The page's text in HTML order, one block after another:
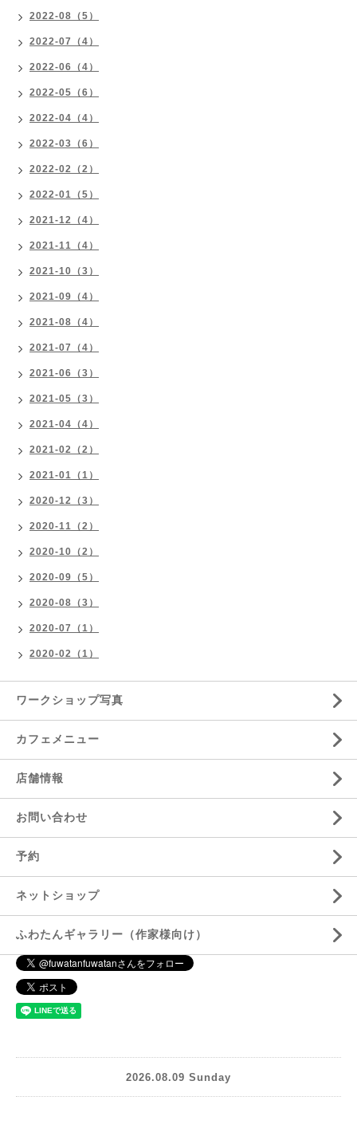
2022-08（5）
2022-07（4）
2022-06（4）
2022-05（6）
2022-04（4）
2022-03（6）
2022-02（2）
2022-01（5）
2021-12（4）
2021-11（4）
2021-10（3）
2021-09（4）
2021-08（4）
2021-07（4）
2021-06（3）
2021-05（3）
2021-04（4）
2021-02（2）
2021-01（1）
2020-12（3）
2020-11（2）
2020-10（2）
2020-09（5）
2020-08（3）
2020-07（1）
2020-02（1）
ワークショップ写真
カフェメニュー
店舗情報
お問い合わせ
予約
ネットショップ
ふわたんギャラリー（作家様向け）
2026.08.09 Sunday